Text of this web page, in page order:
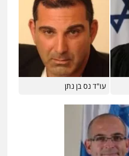
עו"ד נס בן נתן